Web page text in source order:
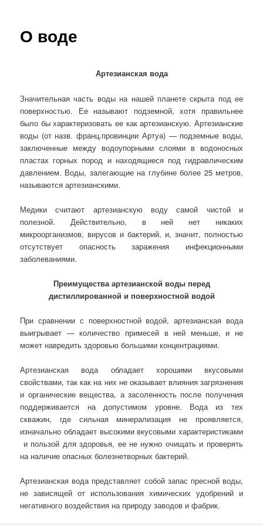
О воде
Артезианская вода
Значительная часть воды на нашей планете скрыта под ее
поверхностью. Ее называют подземной, хотя правильнее
было бы характеризовать ее как артезианскую. Артезианские
воды (от назв. франц.провинции Артуа) — подземные воды,
заключенные между водоупорными слоями в водоносных
пластах горных пород и находящиеся под гидравлическим
давлением. Воды, залегающие на глубине более 25 метров,
называются артезианскими.
Медики считают артезианскую воду самой чистой и
полезной. Действительно, в ней нет никаких
микроорганизмов, вирусов и бактерий, и, значит, полностью
отсутствует опасность заражения инфекционными
заболеваниями.
Преимущества артезианской воды перед
дистиллированной и поверхностной водой
При сравнении с поверхностной водой, артезианская вода
выигрывает — количество примесей в ней меньше, и не
может навредить здоровью большими концентрациями.
Артезианская вода обладает хорошими вкусовыми
свойствами, так как на них не оказывает влияния загрязнения
и органические вещества, а засоленность после получения
поддерживается на допустимом уровне. Вода из тех
скважин, где сильная минерализация не проявляется,
изначально обладает высокими вкусовыми характеристиками
и пользой для здоровья, ее не нужно очищать и проверять
на наличие опасных болезнетворных бактерий.
Артезианская вода представляет собой запас пресной воды,
не зависящей от использования химических удобрений и
негативного воздействия на природу заводов и фабрик.